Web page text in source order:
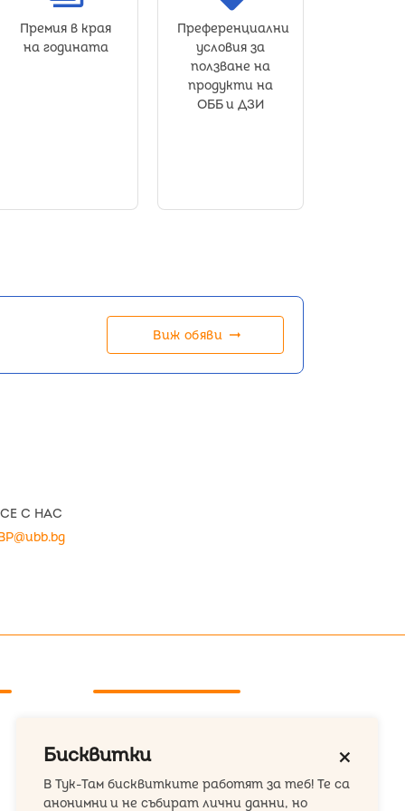
Премия в края
на годината
Преференциални
условия за
ползване на
продукти на
ОББ и ДЗИ
Виж обяви arrow_right_alt
С НАС
+359 876 18 26 09
hey@tuk-tam.bg
Бисквитки close
В Тук-Там бисквитките работят за теб! Те са
анонимни и не събират лични данни, но